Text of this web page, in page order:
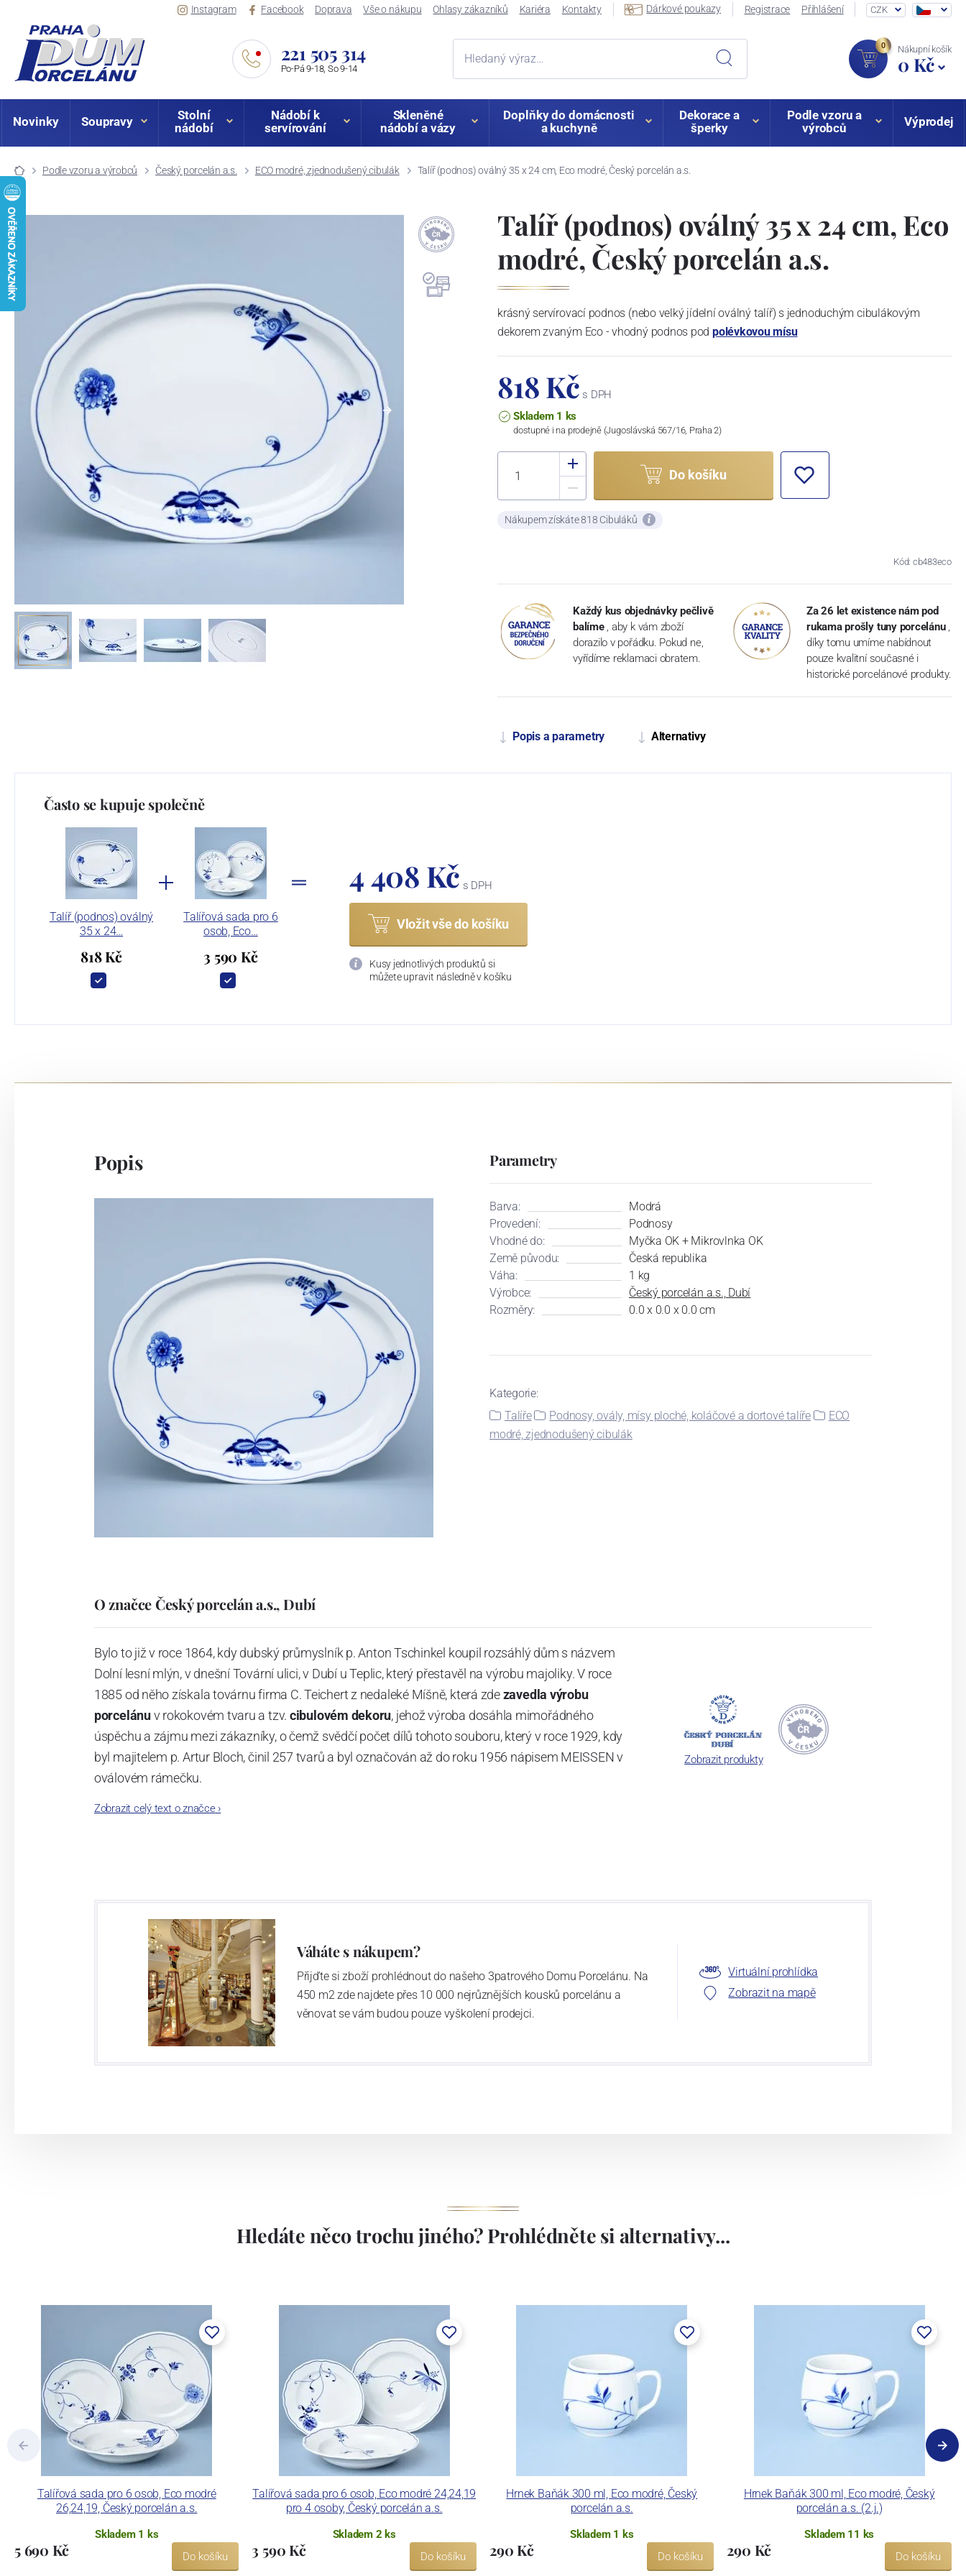
Instagram Facebook Doprava Vše o nákupu Ohlasy zákazníků Kariéra Kontakty Dárkové poukazy Registrace Přihlášení CZK
221 505 314
Po-Pá 9-18, So 9-14
0 Nákupní košík
0 Kč
Novinky Soupravy
Stolní
nádobí
Nádobí k
servírování
Skleněné
nádobí a vázy
Doplňky do domácnosti
a kuchyně
Dekorace a
šperky
Podle vzoru a
výrobců
Výprodej
Podle vzoru a výrobců Český porcelán a.s. ECO modré, zjednodušený cibulák Talíř (podnos) oválný 35 x 24 cm, Eco modré, Český porcelán a.s.
Talíř (podnos) oválný 35 x 24 cm, Eco
modré, Český porcelán a.s.
krásný servírovací podnos (nebo velký jídelní oválný talíř) s jednoduchým cibulákovým
dekorem zvaným Eco - vhodný podnos podpolévkovou mísu
818 Kč s DPH
Skladem 1 ks
dostupné i na prodejně (Jugoslávská 567/16, Praha 2)
Do košíku
Nákupem získáte 818 Cibuláků
Kód: cb483eco
Každý kus objednávky pečlivě
balíme , aby k vám zboží
dorazilo v pořádku. Pokud ne,
vyřídíme reklamaci obratem.
Za 26 let existence nám pod
rukama prošly tuny porcelánu ,
díky tomu umíme nabídnout
pouze kvalitní současné i
historické porcelánové produkty.
Popis a parametry Alternativy
Často se kupuje společně
Talíř (podnos) oválný
35 x 24…
818 Kč
Talířová sada pro 6
osob, Eco…
3 590 Kč
4 408 Kč s DPH
Vložit vše do košíku
Kusy jednotlivých produktů si
můžete upravit následně v košíku
Popis Parametry
Barva:
Modrá
Provedení:
Podnosy
Vhodné do:
Myčka OK + Mikrovlnka OK
Země původu:
Česká republika
Váha:
1 kg
Výrobce:
Český porcelán a.s., Dubí
Rozměry:
0.0 x 0.0 x 0.0 cm
Kategorie:
Talíře
Podnosy, ovály, mísy ploché, koláčové a dortové talíře
ECO
modré, zjednodušený cibulák
O značce Český porcelán a.s., Dubí
Bylo to již v roce 1864, kdy dubský průmyslník p. Anton Tschinkel koupil rozsáhlý dům s názvem
Dolní lesní mlýn, v dnešní Tovární ulici, v Dubí u Teplic, který přestavěl na výrobu majoliky. V roce
1885 od něho získala továrnu firma C. Teichert z nedaleké Míšně, která zdezavedla výrobu
porcelánuv rokokovém tvaru a tzv. cibulovém dekoru, jehož výroba dosáhla mimořádného
úspěchu a zájmu mezi zákazníky, o čemž svědčí počet dílů tohoto souboru, který v roce 1929, kdy
byl majitelem p. Artur Bloch, činil 257 tvarů a byl označován až do roku 1956 nápisem MEISSEN v
oválovém rámečku.
Dnes, kdy čtete tento úvod, nese firma název
Zobrazit celý text o značce›
Zobrazit produkty
Váháte s nákupem?
Přijďte si zboží prohlédnout do našeho 3patrového Domu Porcelánu. Na
450 m2 zde najdete přes 10 000 nejrůznějších kousků porcelánu a
věnovat se vám budou pouze vyškolení prodejci.
Virtuální prohlídka
Zobrazit na mapě
Hledáte něco trochu jiného? Prohlédněte si alternativy...
Talířová sada pro 6 osob, Eco modré
26,24,19, Český porcelán a.s.
Skladem 1 ks
5 690 Kč Do košíku
Talířová sada pro 6 osob, Eco modré 24,24,19
pro 4 osoby, Český porcelán a.s.
Skladem 2 ks
3 590 Kč Do košíku
Hrnek Baňák 300 ml, Eco modré, Český
porcelán a.s.
Skladem 1 ks
290 Kč Do košíku
Hrnek Baňák 300 ml, Eco modré, Český
porcelán a.s. (2.j.)
Skladem 11 ks
290 Kč Do košíku